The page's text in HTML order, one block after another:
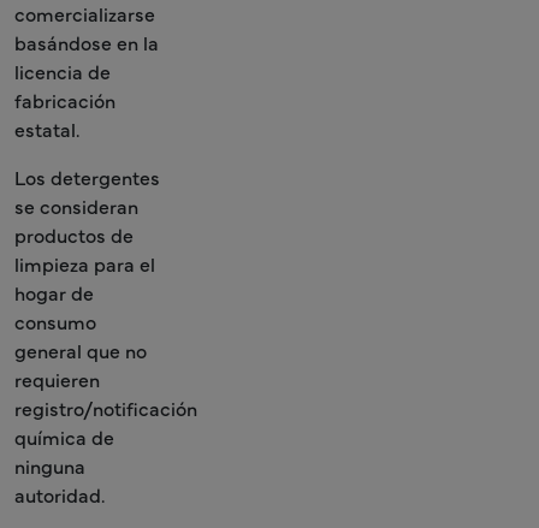
comercializarse
basándose en la
licencia de
fabricación
estatal.
Los detergentes
se consideran
productos de
limpieza para el
hogar de
consumo
general que no
requieren
registro/notificación
química de
ninguna
autoridad.